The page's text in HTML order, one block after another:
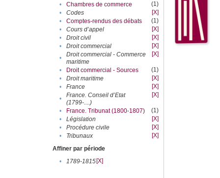
•
Chambres de commerce
(1)
•
Codes
[X]
•
Comptes-rendus des débats
(1)
•
Cours d’appel
[X]
•
Droit civil
[X]
•
Droit commercial
[X]
•
Droit commercial - Commerce
maritime
[X]
• Droit commercial - Sources
(1)
•
Droit maritime
[X]
•
France
[X]
•
France. Conseil d’Etat
(1799-....)
[X]
• France. Tribunat (1800-1807)
(1)
•
Législation
[X]
•
Procédure civile
[X]
•
Tribunaux
[X]
Affiner par période
•
1789-1815[X]